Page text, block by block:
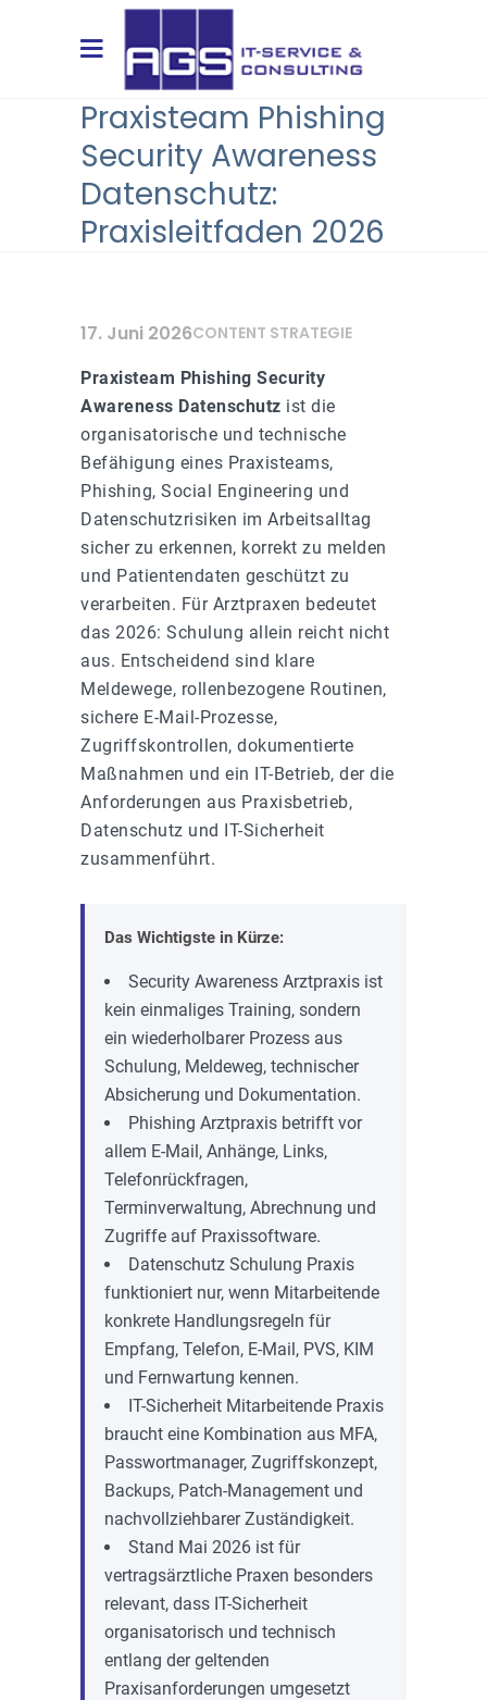
Praxisteam Phishing
Security Awareness
Datenschutz:
Praxisleitfaden 2026
17. Juni 2026CONTENT STRATEGIE
Praxisteam Phishing Security
Awareness Datenschutz ist die
organisatorische und technische
Befähigung eines Praxisteams,
Phishing, Social Engineering und
Datenschutzrisiken im Arbeitsalltag
sicher zu erkennen, korrekt zu melden
und Patientendaten geschützt zu
verarbeiten. Für Arztpraxen bedeutet
das 2026: Schulung allein reicht nicht
aus. Entscheidend sind klare
Meldewege, rollenbezogene Routinen,
sichere E-Mail-Prozesse,
Zugriffskontrollen, dokumentierte
Maßnahmen und ein IT-Betrieb, der die
Anforderungen aus Praxisbetrieb,
Datenschutz und IT-Sicherheit
zusammenführt.
Das Wichtigste in Kürze:
Security Awareness Arztpraxis ist
kein einmaliges Training, sondern
ein wiederholbarer Prozess aus
Schulung, Meldeweg, technischer
Absicherung und Dokumentation.
Phishing Arztpraxis betrifft vor
allem E-Mail, Anhänge, Links,
Telefonrückfragen,
Terminverwaltung, Abrechnung und
Zugriffe auf Praxissoftware.
Datenschutz Schulung Praxis
funktioniert nur, wenn Mitarbeitende
konkrete Handlungsregeln für
Empfang, Telefon, E-Mail, PVS, KIM
und Fernwartung kennen.
IT-Sicherheit Mitarbeitende Praxis
braucht eine Kombination aus MFA,
Passwortmanager, Zugriffskonzept,
Backups, Patch-Management und
nachvollziehbarer Zuständigkeit.
Stand Mai 2026 ist für
vertragsärztliche Praxen besonders
relevant, dass IT-Sicherheit
organisatorisch und technisch
entlang der geltenden
Praxisanforderungen umgesetzt